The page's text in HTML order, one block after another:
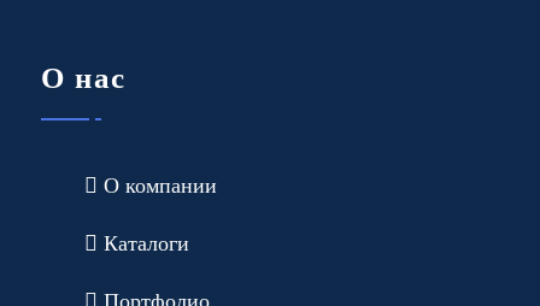
О нас
О компании
Каталоги
Портфолио